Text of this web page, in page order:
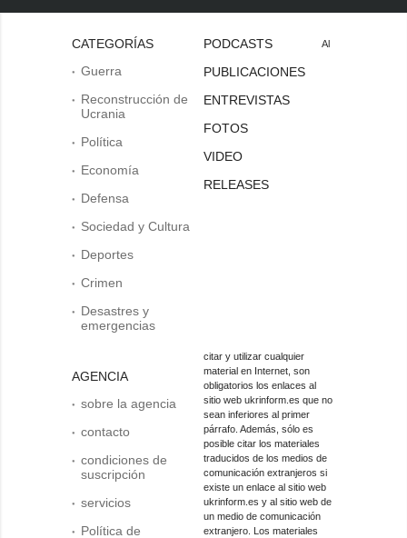
CATEGORÍAS
Guerra
Reconstrucción de
Ucrania
Política
Economía
Defensa
Sociedad y Cultura
Deportes
Crimen
Desastres y
emergencias
AGENCIA
sobre la agencia
contacto
condiciones de
suscripción
servicios
Política de
PODCASTS
PUBLICACIONES
ENTREVISTAS
FOTOS
VIDEO
RELEASES
Al
citar y utilizar cualquier
material en Internet, son
obligatorios los enlaces al
sitio web ukrinform.es que no
sean inferiores al primer
párrafo. Además, sólo es
posible citar los materiales
traducidos de los medios de
comunicación extranjeros si
existe un enlace al sitio web
ukrinform.es y al sitio web de
un medio de comunicación
extranjero. Los materiales